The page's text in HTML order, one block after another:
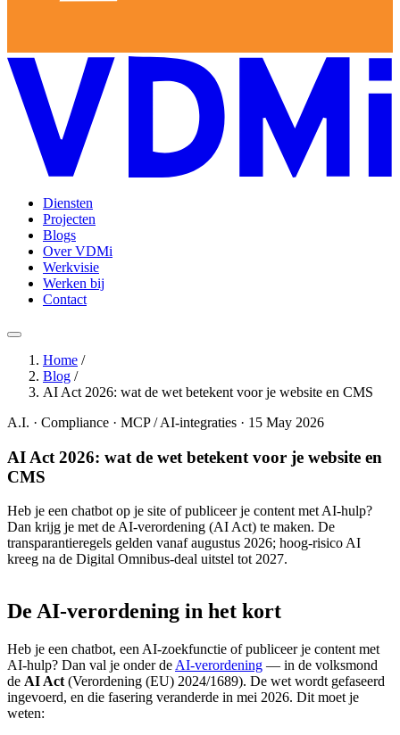
Diensten
Projecten
Blogs
Over VDMi
Werkvisie
Werken bij
Contact
Home /
Blog /
AI Act 2026: wat de wet betekent voor je website en CMS
A.I. · Compliance · MCP / AI-integraties · 15 May 2026
AI Act 2026: wat de wet betekent voor je website en
CMS
Heb je een chatbot op je site of publiceer je content met AI-hulp?
Dan krijg je met de AI-verordening (AI Act) te maken. De
transparantieregels gelden vanaf augustus 2026; hoog-risico AI
kreeg na de Digital Omnibus-deal uitstel tot 2027.
De AI-verordening in het kort
Heb je een chatbot, een AI-zoekfunctie of publiceer je content met
AI-hulp? Dan val je onder de AI-verordening — in de volksmond
de AI Act (Verordening (EU) 2024/1689). De wet wordt gefaseerd
ingevoerd, en die fasering veranderde in mei 2026. Dit moet je
weten: